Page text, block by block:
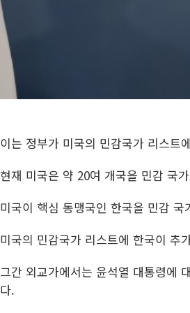
이는 정부가 미국의 민감국가 리스트
현재 미국은 약 20여 개국을 민감 국
미국이 핵심 동맹국인 한국을 민감
미국의 민감국가 리스트에 한국이
그간 외교가에서는 윤석열 대통령에
다.